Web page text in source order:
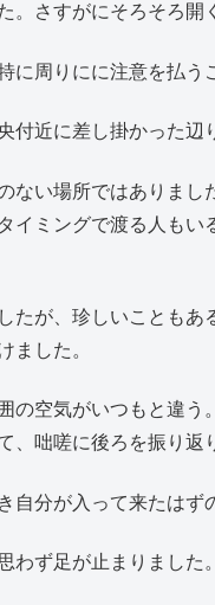
。さすがにそろそろ開
に周りにに注意を払う
付近に差し掛かった辺
ない場所ではありま
イミングで渡る人も
たが、珍しいことも
ました。
の空気がいつもと違う
、咄嗟に後ろを振り返
分が入って来たはず
わず足が止まりました。